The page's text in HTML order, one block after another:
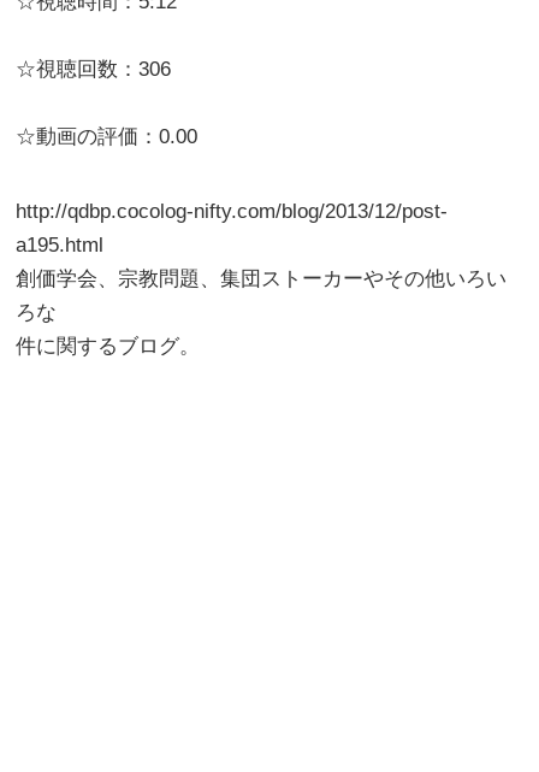
☆視聴回数：306
☆動画の評価：0.00
http://qdbp.cocolog-nifty.com/blog/2013/12/post-
a195.html
創価学会、宗教問題、集団ストーカーやその他いろい
ろな
件に関するブログ。